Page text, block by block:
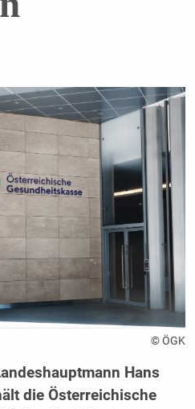
© ÖGK
Hans
die Österreichische